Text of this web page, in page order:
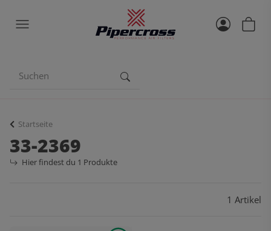
Startseite
33-2369
Hier findest du 1 Produkte
1 Artikel